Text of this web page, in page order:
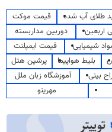
طلای آب شده
قیمت موکت
اربعین
دوربین مداربسته
شیمیایی
قیمت ایمپلنت
بلیط هواپیما
پرشین هتل
بینی
آموزشگاه زبان ملل
مهرینو